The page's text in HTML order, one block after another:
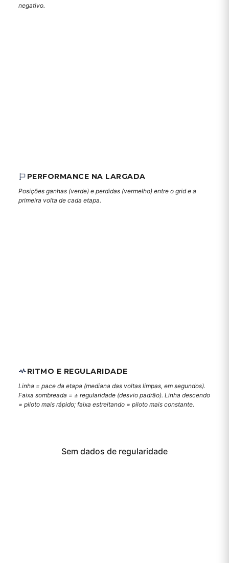
negativo.
PERFORMANCE NA LARGADA
Posições ganhas (verde) e perdidas (vermelho) entre o grid e a
primeira volta de cada etapa.
RITMO E REGULARIDADE
Linha = pace da etapa (mediana das voltas limpas, em segundos).
Faixa sombreada = ± regularidade (desvio padrão). Linha descendo
= piloto mais rápido; faixa estreitando = piloto mais constante.
Sem dados de regularidade